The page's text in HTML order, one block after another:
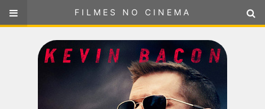
FILMES NO CINEMA
selecione sua localização
FILMES NO CINEMA
SELECIONE SUA LOCALIZAÇÃO